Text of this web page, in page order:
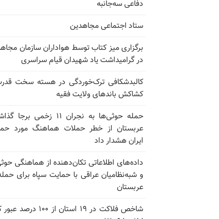
دفاعی سه‌جانبه
ستاد اجتماعی مجاهدین
برگزاری میز کتاب توسط هواداران سازمان
در گرامیداشت یاد شهیدان قیام سراسری
کالبدشکافی ترک‌خوردگی در هسته سخت
کشاکش باندهای ولایت فقیه
حمله حوثی‌ها به نجران ۱۱ زخمی
عربستان از خطر حملات هماهنگ مورد
ایران هشدار داد
داده‌های اطلاعاتی تکان‌دهنده از هماهنگی
و شبه‌نظامیان عراقی با حمایت سپاه برای
عربستان
شاخص فلاکت در ۱۹ استان از ۱۰۰